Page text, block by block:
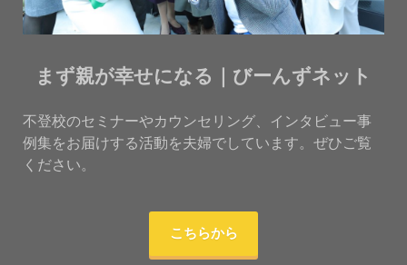
まず親が幸せになる｜びーんずネット
不登校のセミナーやカウンセリング、インタビュー事
例集をお届けする活動を夫婦でしています。ぜひご覧
ください。
こちらから